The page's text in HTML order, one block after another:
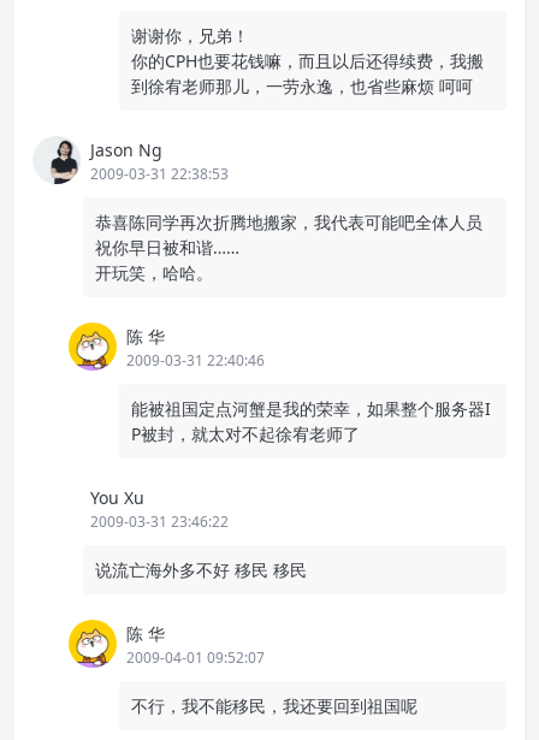
谢谢你，兄弟！
你的CPH也要花钱嘛，而且以后还得续费，我搬
到徐宥老师那儿，一劳永逸，也省些麻烦 呵呵
Jason Ng
2009-03-31 22:38:53
恭喜陈同学再次折腾地搬家，我代表可能吧全体人员
祝你早日被和谐……
开玩笑，哈哈。
陈 华
2009-03-31 22:40:46
能被祖国定点河蟹是我的荣幸，如果整个服务器I
P被封，就太对不起徐宥老师了
You Xu
2009-03-31 23:46:22
说流亡海外多不好 移民 移民
陈 华
2009-04-01 09:52:07
不行，我不能移民，我还要回到祖国呢